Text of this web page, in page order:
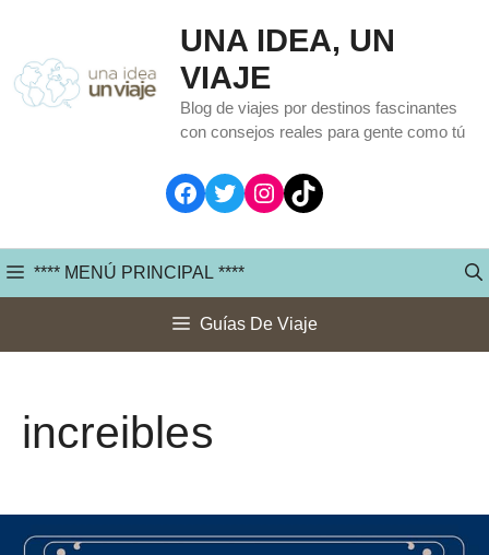
contenido
UNA IDEA, UN
VIAJE
Blog de viajes por destinos fascinantes
con consejos reales para gente como tú
Facebook
TwitterInstagram
TikTok
**** MENÚ PRINCIPAL ****
Guías De Viaje
increibles